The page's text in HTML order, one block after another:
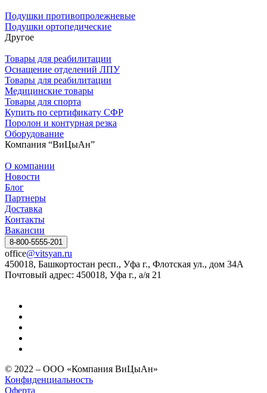
Подушки противопролежневые
Подушки ортопедические
Другое
Товары для реабилитации
Оснащение отделений ЛПУ
Товары для реабилитации
Медицинские товары
Товары для спорта
Купить по сертификату СФР
Поролон и контурная резка
Оборудование
Компания “ВиЦыАн”
О компании
Новости
Блог
Партнеры
Доставка
Контакты
Вакансии
8-800-5555-201
office@vitsyan.ru
450018, Башкортостан респ., Уфа г., Флотская ул., дом 34А
Почтовый адрес: 450018, Уфа г., а/я 21
© 2022 – ООО «Компания ВиЦыАн»
Конфиденциальность
Оферта